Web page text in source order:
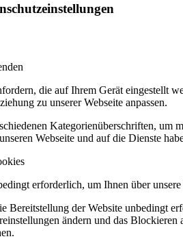
die auf Ihrem Gerät eingestellt
zu unserer Webseite anpassen.
Kategorienüberschriften, um
Webseite und auf die Dienste
erforderlich, um Ihnen über
Bereitstellung der Website unbedingt
ändern und das